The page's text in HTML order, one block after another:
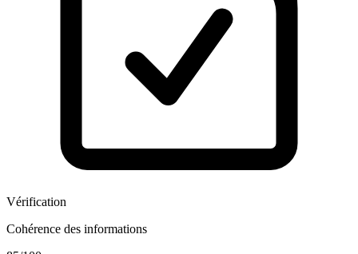
Vérification
Cohérence des informations